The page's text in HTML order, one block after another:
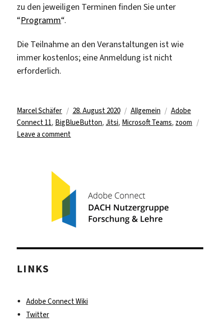
zu den jeweiligen Terminen finden Sie unter
“Programm“.
Die Teilnahme an den Veranstaltungen ist wie
immer kostenlos; eine Anmeldung ist nicht
erforderlich.
Author
Marcel Schäfer
Posted
on
28. August 2020 Categories
Allgemein Tags
Adobe
Connect 11, BigBlueButton,Jitsi, Microsoft Teams, zoom
Leave a commenton
WiSe
2020/21
LINKS
Adobe Connect Wiki
Twitter